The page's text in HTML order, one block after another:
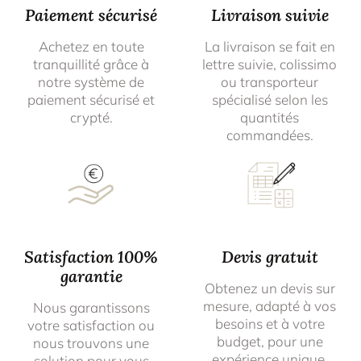
Paiement sécurisé
Achetez en toute
tranquillité grâce à
notre système de
paiement sécurisé et
crypté.
Livraison suivie
La livraison se fait en
lettre suivie, colissimo
ou transporteur
spécialisé selon les
quantités
commandées.
Satisfaction 100%
garantie
Nous garantissons
votre satisfaction ou
nous trouvons une
Devis gratuit
Obtenez un devis sur
mesure, adapté à vos
besoins et à votre
budget, pour une